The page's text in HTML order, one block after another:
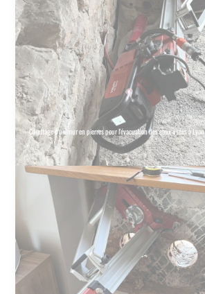
Carottage d'un mur en pierres pour l'évacuation des eaux usées à Lyon